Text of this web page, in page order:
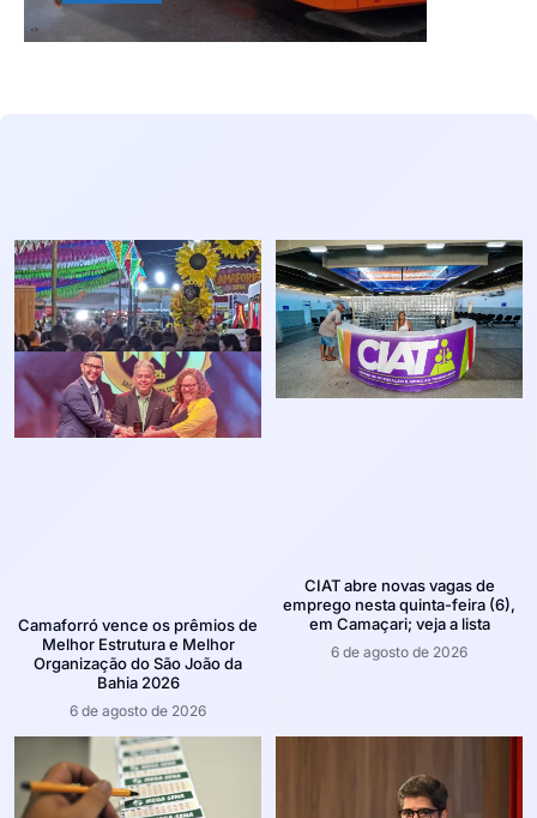
Camaforró vence os prêmios de
Melhor Estrutura e Melhor
Organização do São João da
Bahia 2026
6 de agosto de 2026
CIAT abre novas vagas de
emprego nesta quinta-feira (6),
em Camaçari; veja a lista
6 de agosto de 2026